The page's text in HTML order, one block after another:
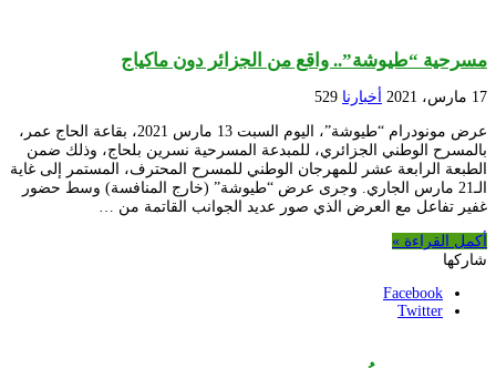
مسرحية “طيوشة”.. واقع من الجزائر دون ماكياج
17 مارس، 2021 أخبارنا 529
عرض مونودرام “طيوشة”، اليوم السبت 13 مارس 2021، بقاعة الحاج عمر،
بالمسرح الوطني الجزائري، للمبدعة المسرحية نسرين بلحاج، وذلك ضمن
الطبعة الرابعة عشر للمهرجان الوطني للمسرح المحترف، المستمر إلى غاية
الـ21 مارس الجاري. وجرى عرض “طيوشة” (خارج المنافسة) وسط حضور
غفير تفاعل مع العرض الذي صور عديد الجوانب القاتمة من …
أكمل القراءة »
شاركها
Facebook
Twitter